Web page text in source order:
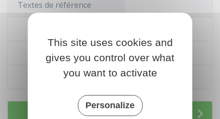
Textes de référence
Code de l'urbanisme : article R*421-14
Code de l'urbanisme : article R*421-17
Services en ligne et formulaires
This site uses cookies and
gives you control over what
you want to activate
Personalize